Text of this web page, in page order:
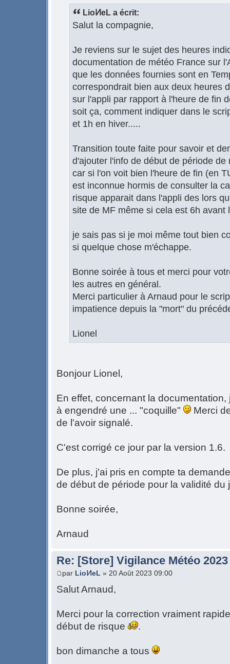
LioͶeL a écrit:
Salut la compagnie,
Je reviens sur le sujet des heures
documentation de météo France sur
que les données fournies sont en
correspondrait bien aux deux heures
sur l'appli par rapport à l'heure de fin
soit ça, comment indiquer dans le
et 1h en hiver.....
Transition toute faite pour savoir et
d'ajouter l'info de début de période
car si l'on voit bien l'heure de fin (en
est inconnue hormis de consulter la
risque apparait dans l'appli des lors
site de MF même si cela est 6h avant
je sais pas si je moi même tout bien
si quelque chose m'échappe.
Bonne soirée à tous et merci pour
les autres en général.
Merci particulier à Arnaud pour le
impatience depuis la "mort" du
Lionel
Bonjour Lionel,
En effet, concernant la
à engendré une ... "coquille"
Merci
de l'avoir signalé.
C'est corrigé ce jour par la version 1.6.
De plus, j'ai pris en compte ta
de début de période pour la validité du
Bonne soirée,
Arnaud
Re: [Store] Vigilance Météo 2023
par LioͶeL » 20 Août 2023 09:00
Salut Arnaud,
Merci pour la correction vraiment
début de risque
.
bon dimanche a tous